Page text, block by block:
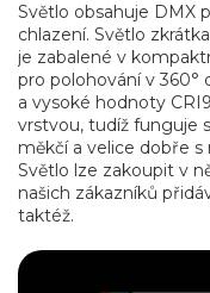
Světlo obsahuje DMX
chlazení. Světlo
je zabalené v
pro polohování v 360°
a vysoké hodnoty
vrstvou, tudíž funguje
měkčí a velice dobře
Světlo lze zakoupit v
našich zákazníků
taktéž.